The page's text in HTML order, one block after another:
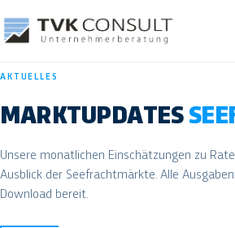
Freight Cost Optimization
AKTUELLES
MARKTUPDATES
Unsere monatlichen Einschätzungen zu
Ausblick der Seefrachtmärkte. Alle
Download bereit.